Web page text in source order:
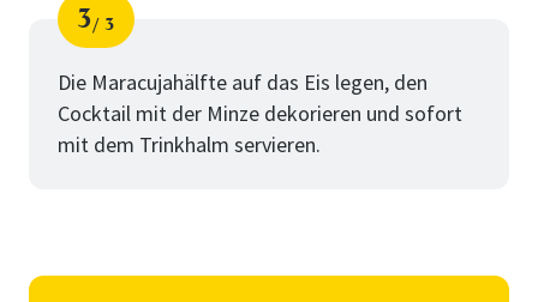
Schritt
3
von
3
Die Maracujahälfte auf das Eis legen, den
Cocktail mit der Minze dekorieren und sofort
mit dem Trinkhalm servieren.